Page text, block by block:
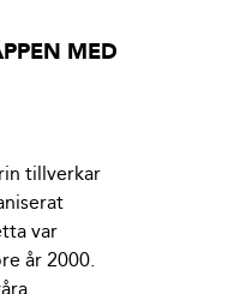
MED
tillverkar
var
år 2000.